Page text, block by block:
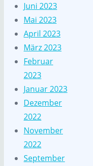
Juni 2023
Mai 2023
April 2023
März 2023
Februar
2023
Januar 2023
Dezember
2022
November
2022
September